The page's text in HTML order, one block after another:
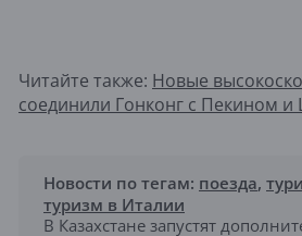
Читайте также: Новые
соединили Гонконг с Пекином
Новости по тегам: поезда,
туризм в Италии
В Казахстане запустят